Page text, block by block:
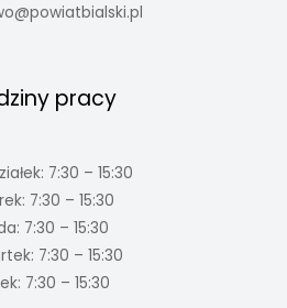
pracy
7:30 – 15:30
7:30 – 15:30
7:30 – 15:30
7:30 – 15:30
7:30 – 15:30